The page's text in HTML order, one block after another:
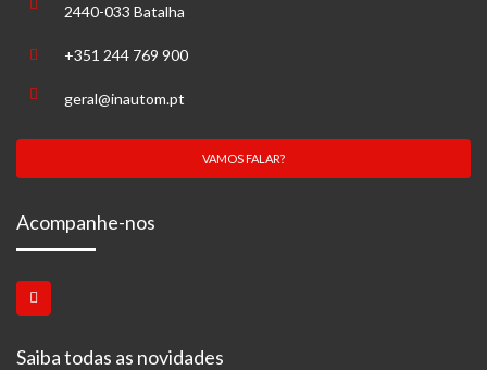
2440-033 Batalha
+351 244 769 900
geral@inautom.pt
VAMOS FALAR?
Acompanhe-nos
Saiba todas as novidades